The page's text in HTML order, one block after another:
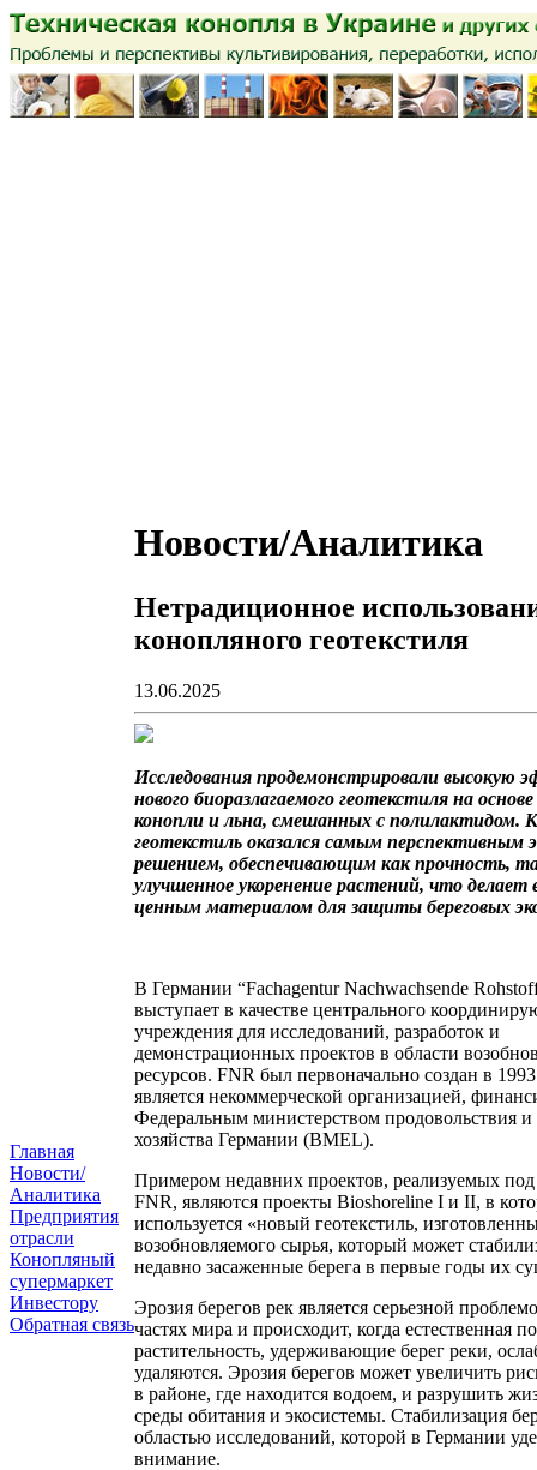
Главная
Новости/
Аналитика
Предприятия
отрасли
Конопляный
супермаркет
Инвестору
Обратная связь
Новости/Аналитика
Нетрадиционное
конопляного геотекстиля
13.06.2025
Исследования продемонстрировали высокую
нового биоразлагаемого геотекстиля на
конопли и льна, смешанных с полилактидом.
геотекстиль оказался самым перспективным
решением, обеспечивающим как прочность,
улучшенное укоренение растений, что делает
ценным материалом для защиты береговых
В Германии “Fachagentur Nachwachsende
выступает в качестве центрального
учреждения для исследований, разработок и
демонстрационных проектов в области
ресурсов. FNR был первоначально создан в
является некоммерческой организацией,
Федеральным министерством продовольствия и
хозяйства Германии (BMEL).
Примером недавних проектов, реализуемых под
FNR, являются проекты Bioshoreline I и II, в
используется «новый геотекстиль,
возобновляемого сырья, который может
недавно засаженные берега в первые годы их
Эрозия берегов рек является серьезной
частях мира и происходит, когда естественная
растительность, удерживающие берег реки,
удаляются. Эрозия берегов может увеличить
в районе, где находится водоем, и разрушить
среды обитания и экосистемы. Стабилизация
областью исследований, которой в Германии
внимание.